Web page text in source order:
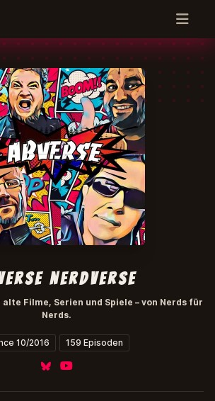
NerdVerse
Filme, Serien und Spiele – von Nerds für
Nerds.
10/2016 159 Episoden
BlueskyYouTube